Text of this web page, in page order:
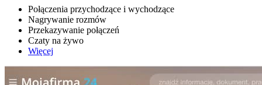
Połączenia przychodzące i wychodzące
Nagrywanie rozmów
Przekazywanie połączeń
Czaty na żywo
Więcej